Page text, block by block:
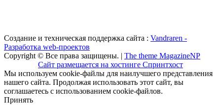
Создание и техническая поддержка сайта : Vandraren -
Разработка web-проектов
Copyright © Все права защищены. | The theme MagazineNP
Сайт размещается на хостинге Спринтхост
Мы используем cookie-файлы для наилучшего представления
нашего сайта. Продолжая использовать этот сайт, вы
соглашаетесь с использованием cookie-файлов.
Принять